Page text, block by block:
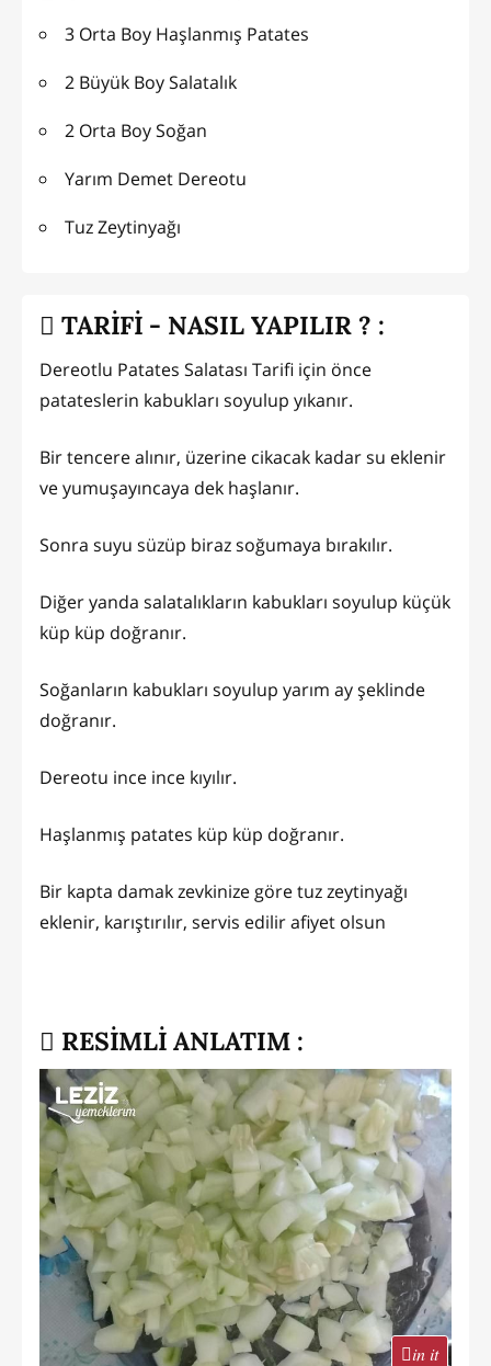
3 Orta Boy Haşlanmış Patates
2 Büyük Boy Salatalık
2 Orta Boy Soğan
Yarım Demet Dereotu
Tuz Zeytinyağı
TARİFİ - NASIL YAPILIR ? :
Dereotlu Patates Salatası Tarifi için önce
patateslerin kabukları soyulup yıkanır.
Bir tencere alınır, üzerine cikacak kadar su eklenir
ve yumuşayıncaya dek haşlanır.
Sonra suyu süzüp biraz soğumaya bırakılır.
Diğer yanda salatalıkların kabukları soyulup küçük
küp küp doğranır.
Soğanların kabukları soyulup yarım ay şeklinde
doğranır.
Dereotu ince ince kıyılır.
Haşlanmış patates küp küp doğranır.
Bir kapta damak zevkinize göre tuz zeytinyağı
eklenir, karıştırılır, servis edilir afiyet olsun
RESİMLİ ANLATIM :
in it